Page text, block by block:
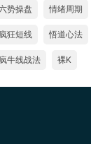
势操盘 情绪周期
狂短线 悟道心法
牛线战法 裸K